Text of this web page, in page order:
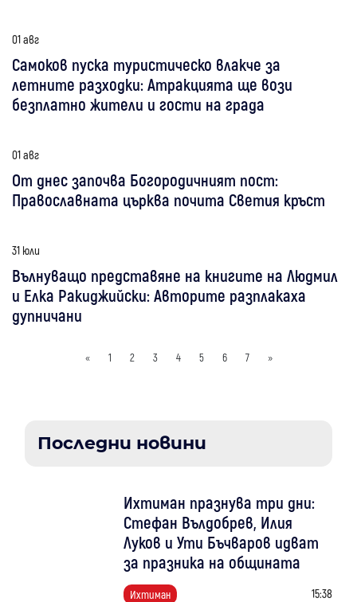
01 авг
Самоков пуска туристическо влакче за
летните разходки: Атракцията ще вози
безплатно жители и гости на града
01 авг
От днес започва Богородичният пост:
Православната църква почита Светия кръст
31 юли
Вълнуващо представяне на книгите на Людмил
и Елка Ракиджийски: Авторите разплакаха
дупничани
« 1 2 3 4 5 6 7 »
Последни новини
Ихтиман празнува три дни:
Стефан Вълдобрев, Илия
Луков и Ути Бъчваров идват
за празника на общината
Ихтиман 15:38